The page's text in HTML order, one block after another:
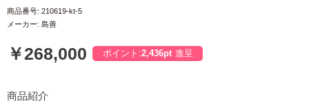
商品番号: 210619-kt-5
メーカー: 島善
￥268,000 ポイント:2,436pt 進呈
商品紹介